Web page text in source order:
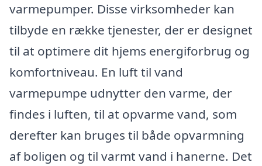
varmepumper. Disse virksomheder kan
tilbyde en række tjenester, der er designet
til at optimere dit hjems energiforbrug og
komfortniveau. En luft til vand
varmepumpe udnytter den varme, der
findes i luften, til at opvarme vand, som
derefter kan bruges til både opvarmning
af boligen og til varmt vand i hanerne. Det